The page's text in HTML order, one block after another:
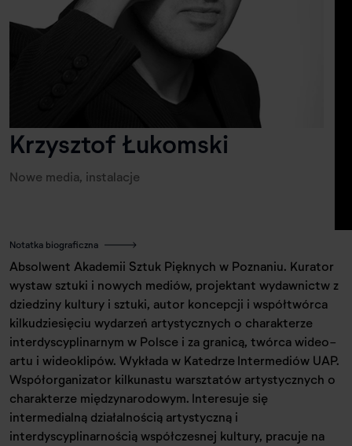
Krzysztof Łukomski
Nowe media, instalacje
Notatka biograficzna
Absolwent Akademii Sztuk Pięknych w Poznaniu. Kurator
wystaw sztuki i nowych mediów, projektant wydawnictw z
dziedziny kultury i sztuki, autor koncepcji i współtwórca
kilkudziesięciu wydarzeń artystycznych o charakterze
interdyscyplinarnym w Polsce i za granicą, twórca wideo-
artu i wideoklipów. Wykłada w Katedrze Intermediów UAP.
Współorganizator kilkunastu warsztatów artystycznych o
charakterze międzynarodowym. Interesuje się
intermedialną działalnością artystyczną i
interdyscyplinarnością współczesnej kultury, pracuje na